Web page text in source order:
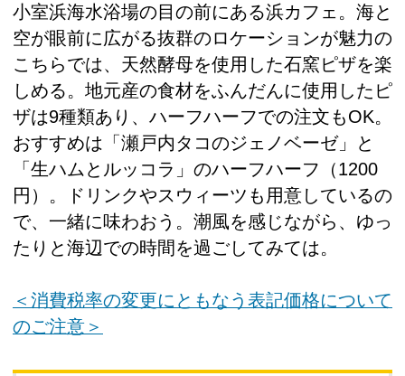
小室浜海水浴場の目の前にある浜カフェ。海と
空が眼前に広がる抜群のロケーションが魅力の
こちらでは、天然酵母を使用した石窯ピザを楽
しめる。地元産の食材をふんだんに使用したピ
ザは9種類あり、ハーフハーフでの注文もOK。
おすすめは「瀬戸内タコのジェノベーゼ」と
「生ハムとルッコラ」のハーフハーフ（1200
円）。ドリンクやスウィーツも用意しているの
で、一緒に味わおう。潮風を感じながら、ゆっ
たりと海辺での時間を過ごしてみては。
＜消費税率の変更にともなう表記価格について
のご注意＞